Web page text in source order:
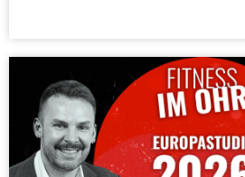
Diese Webseite verwendet
Wir verwenden Cookies, um
personalisieren, Funktionen für